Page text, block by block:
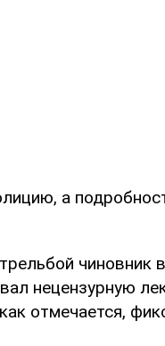
а
чиновник
нецензурную
отмечается,